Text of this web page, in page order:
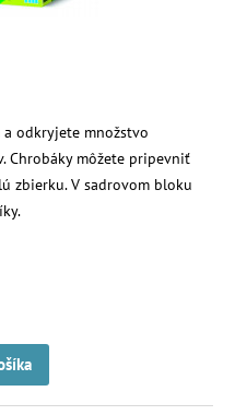
a odkryjete množstvo
Chrobáky môžete pripevniť
zbierku. V sadrovom bloku